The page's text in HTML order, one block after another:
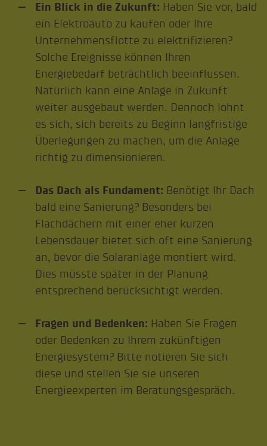
Ein Blick in die Zukunft: Haben Sie vor, bald
ein Elektroauto zu kaufen oder Ihre
Unternehmensflotte zu elektrifizieren?
Solche Ereignisse können Ihren
Energiebedarf beträchtlich beeinflussen.
Natürlich kann eine Anlage in Zukunft
weiter ausgebaut werden. Dennoch lohnt
es sich, sich bereits zu Beginn langfristige
Überlegungen zu machen, um die Anlage
richtig zu dimensionieren.
Das Dach als Fundament: Benötigt Ihr Dach
bald eine Sanierung? Besonders bei
Flachdächern mit einer eher kurzen
Lebensdauer bietet sich oft eine Sanierung
an, bevor die Solaranlage montiert wird.
Dies müsste später in der Planung
entsprechend berücksichtigt werden.
Fragen und Bedenken: Haben Sie Fragen
oder Bedenken zu Ihrem zukünftigen
Energiesystem? Bitte notieren Sie sich
diese und stellen Sie sie unseren
Energieexperten im Beratungsgespräch.